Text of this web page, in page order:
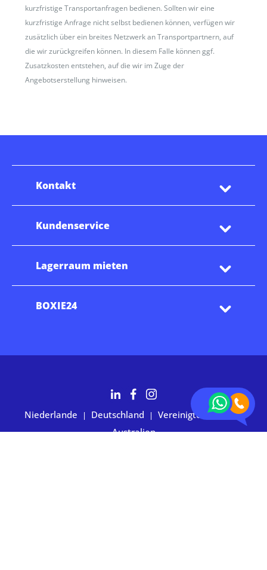
kurzfristige Transportanfragen bedienen. Sollten wir eine
kurzfristige Anfrage nicht selbst bedienen können, verfügen wir
zusätzlich über ein breites Netzwerk an Transportpartnern, auf
die wir zurückgreifen können. In diesem Falle können ggf.
Zusatzkosten entstehen, auf die wir im Zuge der
Angebotserstellung hinweisen.
Kontakt
Kundenservice
Lagerraum mieten
BOXIE24
Niederlande | Deutschland | Vereinigte Staaten |
Australien